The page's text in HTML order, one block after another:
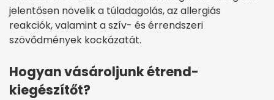
jelentősen növelik a túladagolás, az allergiás
reakciók, valamint a szív- és érrendszeri
szövődmények kockázatát.
Hogyan vásároljunk étrend-
kiegészítőt?